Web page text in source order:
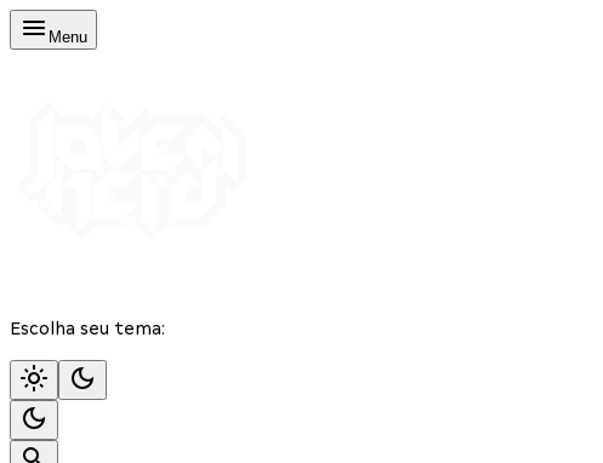
Menu
Escolha seu tema: